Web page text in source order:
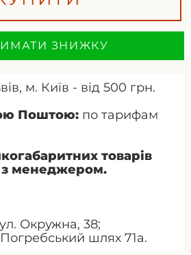
ЗНИЖКУ
м. Київ - від 500 грн.
Поштою: по тарифам
товарів
з менеджером.
Окружна, 38;
шлях 71а.